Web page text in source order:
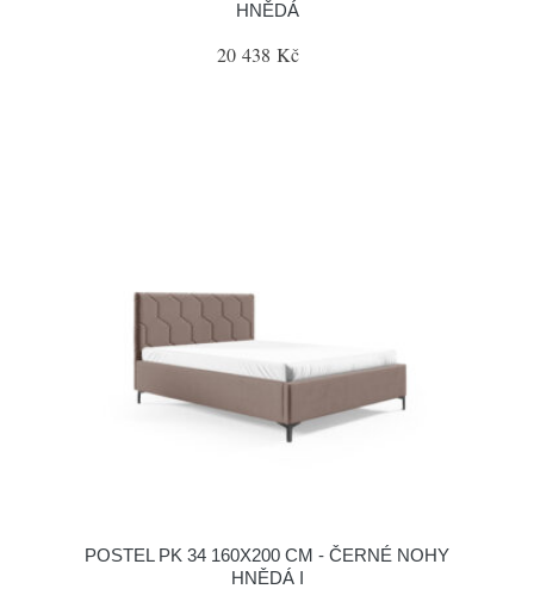
HNĚDÁ
20 438 Kč
POSTEL PK 34 160X200 CM - ČERNÉ NOHY
HNĚDÁ I